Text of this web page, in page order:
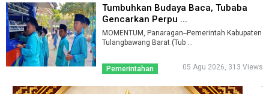
Tumbuhkan Budaya Baca, Tubaba
Gencarkan Perpu ...
MOMENTUM, Panaragan--Pemerintah Kabupaten
Tulangbawang Barat (Tub ...
Pemerintahan 05 Agu 2026, 313 Views